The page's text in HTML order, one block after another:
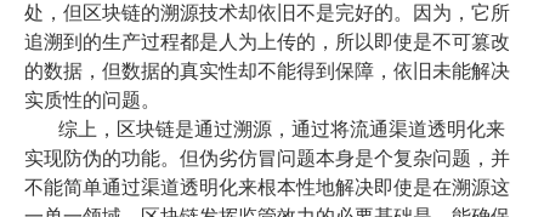
处，但区块链的溯源技术却依旧不是完好的。因为，它所
追溯到的生产过程都是人为上传的，所以即使是不可篡改
的数据，但数据的真实性却不能得到保障，依旧未能解决
实质性的问题。
综上，区块链是通过溯源，通过将流通渠道透明化来
实现防伪的功能。但伪劣仿冒问题本身是个复杂问题，并
不能简单通过渠道透明化来根本性地解决即使是在溯源这